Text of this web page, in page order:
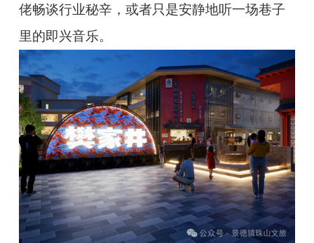
佬畅谈行业秘辛，或者只是安静地听一场巷子
里的即兴音乐。